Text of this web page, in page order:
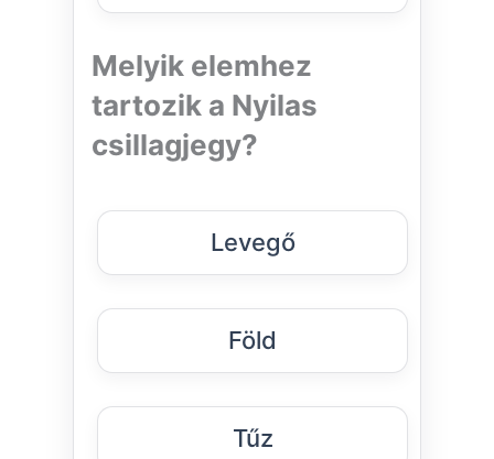
Melyik elemhez
tartozik a Nyilas
csillagjegy?
Levegő
Föld
Tűz